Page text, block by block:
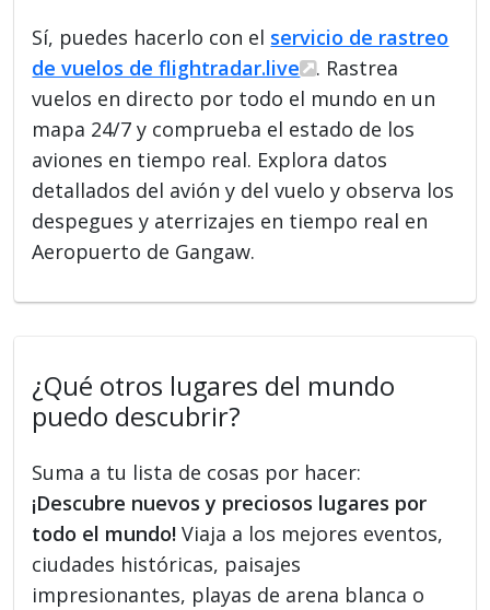
Sí, puedes hacerlo con el servicio de rastreo
de vuelos de flightradar.live
. Rastrea
vuelos en directo por todo el mundo en un
mapa 24/7 y comprueba el estado de los
aviones en tiempo real. Explora datos
detallados del avión y del vuelo y observa los
despegues y aterrizajes en tiempo real en
Aeropuerto de Gangaw.
¿Qué otros lugares del mundo
puedo descubrir?
Suma a tu lista de cosas por hacer:
¡Descubre nuevos y preciosos lugares por
todo el mundo! Viaja a los mejores eventos,
ciudades históricas, paisajes
impresionantes, playas de arena blanca o